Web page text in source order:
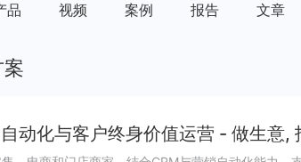
品 视频 案例 报告 文章
动化与客户终身价值运营 - 做生意,